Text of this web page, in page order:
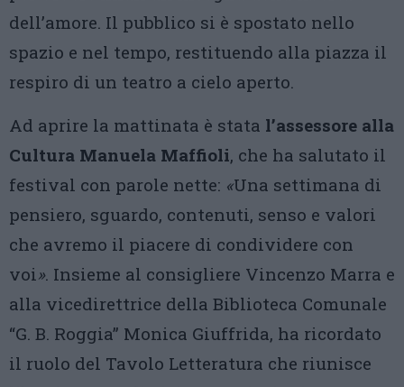
dell’amore. Il pubblico si è spostato nello
spazio e nel tempo, restituendo alla piazza il
respiro di un teatro a cielo aperto.
Ad aprire la mattinata è stata l’assessore alla
Cultura Manuela Maffioli, che ha salutato il
festival con parole nette: «Una settimana di
pensiero, sguardo, contenuti, senso e valori
che avremo il piacere di condividere con
voi». Insieme al consigliere Vincenzo Marra e
alla vicedirettrice della Biblioteca Comunale
“G. B. Roggia” Monica Giuffrida, ha ricordato
il ruolo del Tavolo Letteratura che riunisce